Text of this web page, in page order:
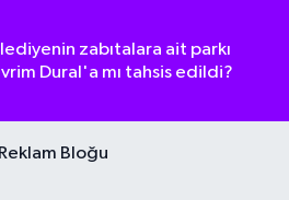
zabıtalara ait parkı
Dural'a mı tahsis edildi?